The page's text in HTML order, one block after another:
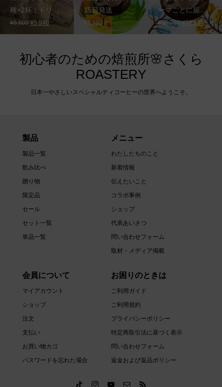
種×2杯｜ドリ...
¥6,600 元
の
格
は
し
¥5,940
在
価
格
で
15日発送
¥2,980
ーマごとに届...
¥35,760元
格
は
し
¥32,184現
在
初心者のための焙煎所🌸さくら
ROASTERY
日本一やさしいスペシャルティコーヒーの世界へようこそ。
製品
製品一覧
飲み比べ
贈り物
限定品
セール
セット一覧
単品一覧
メニュー
わたしたちのこと
新着情報
伝えたいこと
コラボ事例
ショップ
代表あいさつ
問い合わせフォーム
取材・メディア掲載
会員について
マイアカウント
ショップ
注文
支払い
お買い物カゴ
パスワードを忘れた場合
お困りのときは
ご利用ガイド
ご利用規約
プライバシーポリシー
特定商取引法に基づく表示
問い合わせフォーム
返金および返品ポリシー